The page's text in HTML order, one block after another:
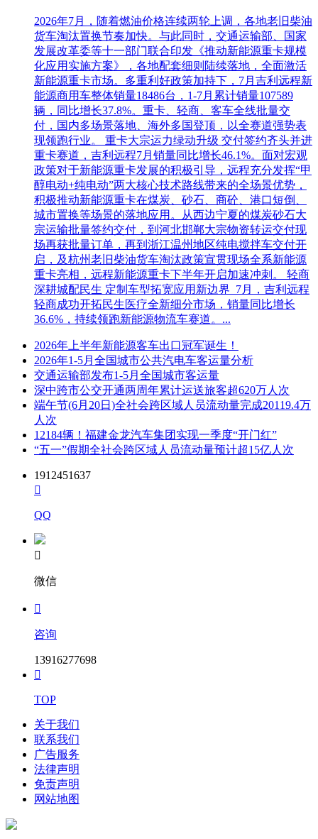
2026年7月，随着燃油价格连续两轮上调，各地老旧柴油
货车淘汰置换节奏加快。与此同时，交通运输部、国家
发展改革委等十一部门联合印发《推动新能源重卡规模
化应用实施方案》，各地配套细则陆续落地，全面激活
新能源重卡市场。多重利好政策加持下，7月吉利远程新
能源商用车整体销量18486台，1-7月累计销量107589
辆，同比增长37.8%。重卡、轻商、客车全线批量交
付，国内多场景落地、海外多国登顶，以全赛道强势表
现领跑行业。 重卡大宗运力绿动升级 交付签约齐头并进
重卡赛道，吉利远程7月销量同比增长46.1%。面对宏观
政策对于新能源重卡发展的积极引导，远程充分发挥“甲
醇电动+纯电动”两大核心技术路线带来的全场景优势，
积极推动新能源重卡在煤炭、砂石、商砼、港口短倒、
城市置换等场景的落地应用。从西边宁夏的煤炭砂石大
宗运输批量签约交付，到河北邯郸大宗物资转运交付现
场再获批量订单，再到浙江温州地区纯电搅拌车交付开
启，及杭州老旧柴油货车淘汰政策宣贯现场全系新能源
重卡亮相，远程新能源重卡下半年开启加速冲刺。 轻商
深耕城配民生 定制车型拓宽应用新边界 7月，吉利远程
轻商成功开拓民生医疗全新细分市场，销量同比增长
36.6%，持续领跑新能源物流车赛道。...
2026年上半年新能源客车出口冠军诞生！
2026年1-5月全国城市公共汽电车客运量分析
交通运输部发布1-5月全国城市客运量
深中跨市公交开通两周年累计运送旅客超620万人次
端午节(6月20日)全社会跨区域人员流动量完成20119.4万
人次
12184辆！福建金龙汽车集团实现一季度“开门红”
“五一”假期全社会跨区域人员流动量预计超15亿人次
1912451637

QQ

微信

咨询
13916277698

TOP
关于我们
联系我们
广告服务
法律声明
免责声明
网站地图